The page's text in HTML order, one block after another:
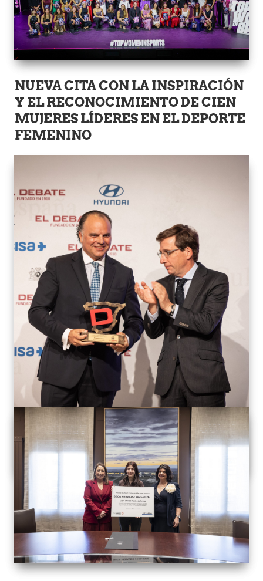
NUEVA CITA CON LA INSPIRACIÓN
Y EL RECONOCIMIENTO DE CIEN
MUJERES LÍDERES EN EL DEPORTE
FEMENINO
EL PRESIDENTE DE HENNEO
PREMIADO POR SU LABOR DE
PROYECCIÓN DE ESPAÑA